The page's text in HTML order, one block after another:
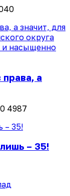
а
0 4987
– 35!